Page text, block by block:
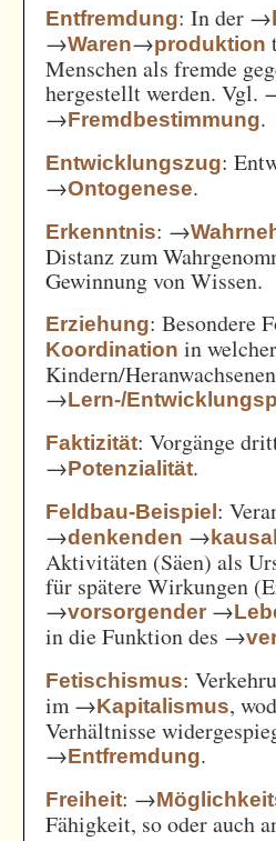
Entfremdung: In der →
→Waren→produktion
Menschen als fremde
hergestellt werden. Vgl.
→Fremdbestimmung.
Entwicklungszug:
→Ontogenese.
Erkenntnis: →
Distanz zum
Gewinnung von Wissen.
Erziehung: Besondere
Koordination in
Kindern/
→Lern-/
Faktizität: Vorgänge
→Potenzialität.
Feldbau-Beispiel:
→denkenden →
Aktivitäten (Säen) als
für spätere Wirkungen
→vorsorgender →
in die Funktion des →
Fetischismus:
im →Kapitalismus,
Verhältnisse
→Entfremdung.
Freiheit: →
Fähigkeit, so oder auch